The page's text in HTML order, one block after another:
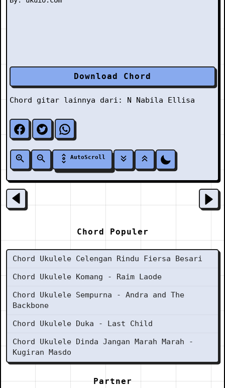
Download Chord
Chord gitar lainnya dari: N Nabila Ellisa
AutoScroll
Chord Populer
Chord Ukulele Celengan Rindu Fiersa Besari
Chord Ukulele Komang - Raim Laode
Chord Ukulele Sempurna - Andra and The
Backbone
Chord Ukulele Duka - Last Child
Chord Ukulele Dinda Jangan Marah Marah -
Kugiran Masdo
Partner